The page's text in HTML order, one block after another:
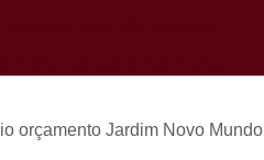
Perto de Mim Heliópolis
orçamento Jardim Novo Mundo